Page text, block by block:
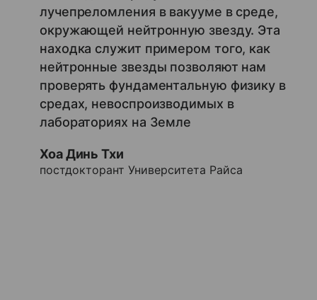
лучепреломления в вакууме в среде,
окружающей нейтронную звезду. Эта
находка служит примером того, как
нейтронные звезды позволяют нам
проверять фундаментальную физику в
средах, невоспроизводимых в
лабораториях на Земле
Хоа Динь Тхи
постдокторант Университета Райса